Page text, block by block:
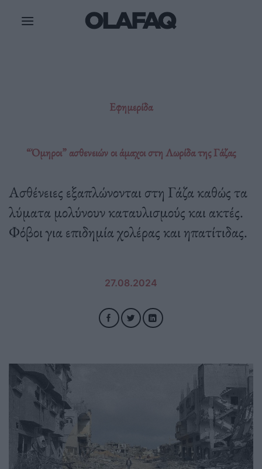
Εφημερίδα
“Όμηροι” ασθενειών οι άμαχοι στη Λωρίδα της Γάζας
Ασθένειες εξαπλώνονται στη Γάζα καθώς τα
λύματα μολύνουν καταυλισμούς και ακτές.
Φόβοι για επιδημία χολέρας και ηπατίτιδας.
27.08.2024